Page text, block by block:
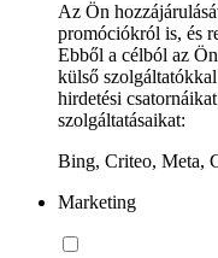
Az Ön
promóciókról is, és
Ebből a célból az
külső
hirdetési
szolgáltatásaikat:
Bing, Criteo, Meta,
Marketing